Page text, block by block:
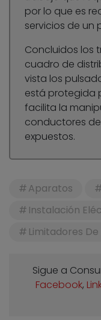
por lo que es
servicios de un
Concluidos los
cuadro de
vista los
está protegida
facilita la
conductores
expuestos.
Aparatos
Instalación
Limitadores
Sigue a
Facebook,